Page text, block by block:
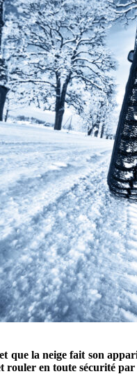
que la neige fait son
rouler en toute sécurité